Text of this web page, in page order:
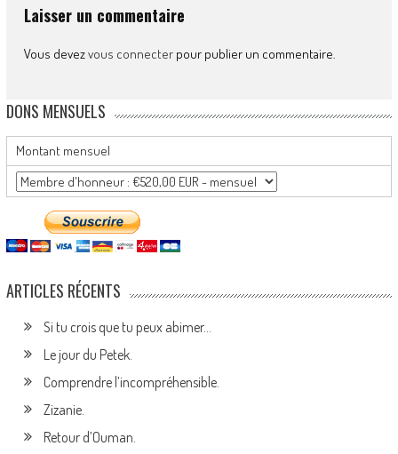
Laisser un commentaire
Vous devezvous connecterpour publier un commentaire.
DONS MENSUELS
Montant mensuel
ARTICLES RÉCENTS
Si tu crois que tu peux abimer…
Le jour du Petek.
Comprendre l’incompréhensible.
Zizanie.
Retour d’Ouman.